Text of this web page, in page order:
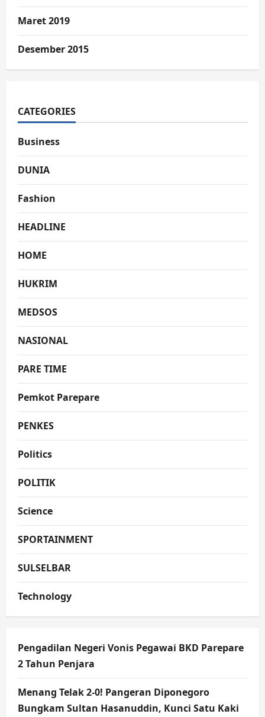
Maret 2019
Desember 2015
CATEGORIES
Business
DUNIA
Fashion
HEADLINE
HOME
HUKRIM
MEDSOS
NASIONAL
PARE TIME
Pemkot Parepare
PENKES
Politics
POLITIK
Science
SPORTAINMENT
SULSELBAR
Technology
Pengadilan Negeri Vonis Pegawai BKD Parepare
2 Tahun Penjara
Menang Telak 2-0! Pangeran Diponegoro
Bungkam Sultan Hasanuddin, Kunci Satu Kaki